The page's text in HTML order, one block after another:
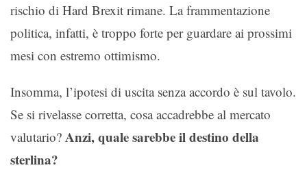
rischio di Hard Brexit rimane. La frammentazione
politica, infatti, è troppo forte per guardare ai prossimi
mesi con estremo ottimismo.
Insomma, l’ipotesi di uscita senza accordo è sul tavolo.
Se si rivelasse corretta, cosa accadrebbe al mercato
valutario? Anzi, quale sarebbe il destino della
sterlina?